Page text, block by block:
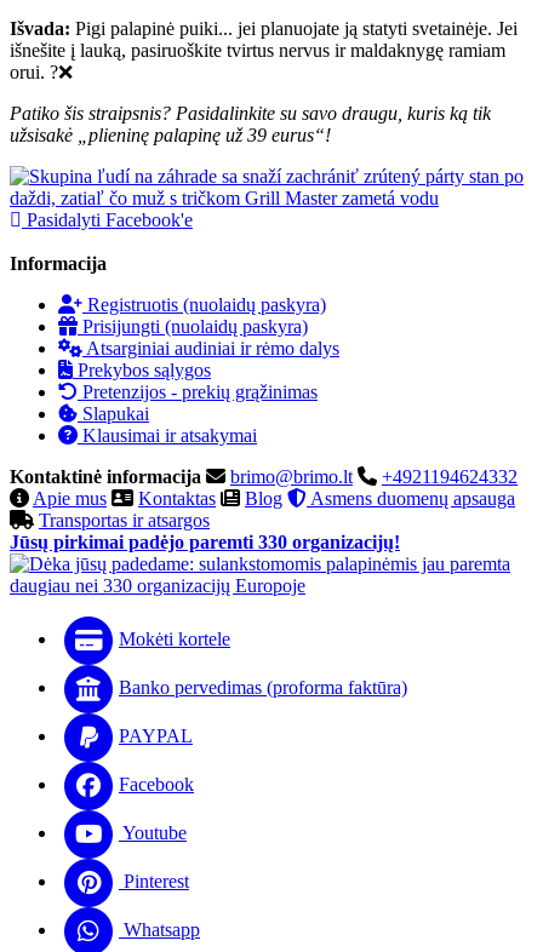
Išvada: Pigi palapinė puiki... jei planuojate ją statyti svetainėje. Jei
išnešite į lauką, pasiruoškite tvirtus nervus ir maldaknygę ramiam
orui. ?️❌
Patiko šis straipsnis? Pasidalinkite su savo draugu, kuris ką tik
užsisakė „plieninę palapinę už 39 eurus“!
Pasidalyti Facebook'e
Informacija
Registruotis (nuolaidų paskyra)
Prisijungti (nuolaidų paskyra)
Atsarginiai audiniai ir rėmo dalys
Prekybos sąlygos
Pretenzijos - prekių grąžinimas
Slapukai
Klausimai ir atsakymai
Kontaktinė informacija
brimo@brimo.lt
+4921194624332
Apie mus
Kontaktas Blog
Asmens duomenų apsauga
Transportas ir atsargos
Jūsų pirkimai padėjo paremti 330 organizacijų!
Mokėti kortele
Banko pervedimas (proforma faktūra)
PAYPAL
Facebook
Youtube
Pinterest
Whatsapp